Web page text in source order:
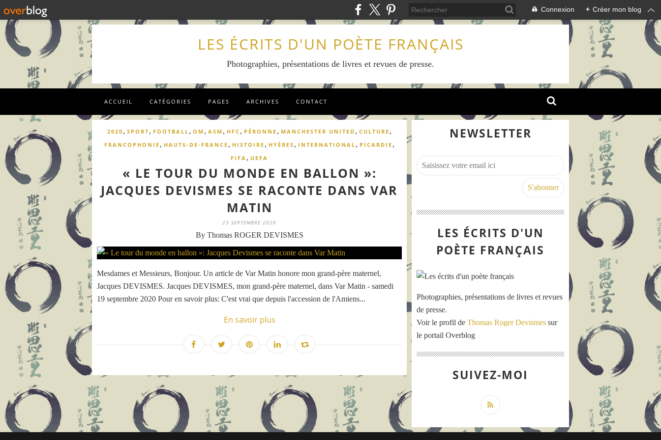
Connexion + Créer mon blog
LES ÉCRITS D'UN POÈTE FRANÇAIS
Photographies, présentations de livres et revues de presse.
ACCUEIL CATÉGORIES PAGES ARCHIVES CONTACT
2020 , SPORT, FOOTBALL , OM , ASM , HFC , PÉRONNE , MANCHESTER UNITED , CULTURE ,
FRANCOPHONIE , HAUTS-DE-FRANCE , HISTOIRE , HYÈRES , INTERNATIONAL , PICARDIE ,
FIFA , UEFA
« LE TOUR DU MONDE EN BALLON »:
JACQUES DEVISMES SE RACONTE DANS VAR
MATIN
23 SEPTEMBRE 2020
By Thomas ROGER DEVISMES
Mesdames et Messieurs, Bonjour. Un article de Var Matin honore mon grand-père maternel,
Jacques DEVISMES. Jacques DEVISMES, mon grand-père maternel, dans Var Matin - samedi
19 septembre 2020 Pour en savoir plus: C'est vrai que depuis l'accession de l'Amiens...
En savoir plus
NEWSLETTER
LES ÉCRITS D'UN
POÈTE FRANÇAIS
Photographies, présentations de livres et revues
de presse.
Voir le profil de Thomas Roger Devismes sur
le portail Overblog
SUIVEZ-MOI